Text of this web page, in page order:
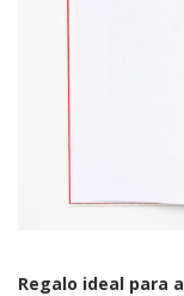
Regalo ideal para